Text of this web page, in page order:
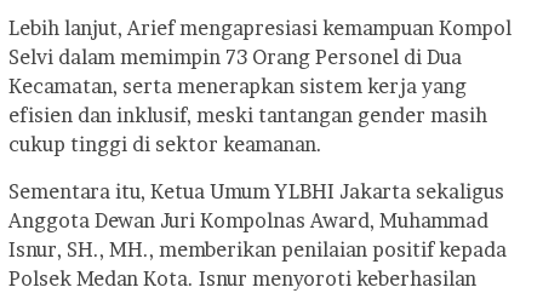
Lebih lanjut, Arief mengapresiasi kemampuan Kompol
Selvi dalam memimpin 73 Orang Personel di Dua
Kecamatan, serta menerapkan sistem kerja yang
efisien dan inklusif, meski tantangan gender masih
cukup tinggi di sektor keamanan.
Sementara itu, Ketua Umum YLBHI Jakarta sekaligus
Anggota Dewan Juri Kompolnas Award, Muhammad
Isnur, SH., MH., memberikan penilaian positif kepada
Polsek Medan Kota. Isnur menyoroti keberhasilan